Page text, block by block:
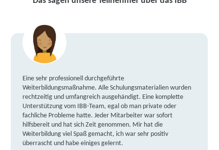
Eine sehr professionell durchgeführte
Weiterbildungsmaßnahme. Alle Schulungsmaterialien wurden
rechtzeitig und umfangreich ausgehändigt. Eine komplette
Unterstützung vom IBB-Team, egal ob man private oder
fachliche Probleme hatte. Jeder Mitarbeiter war sofort
hilfsbereit und hat sich Zeit genommen. Mir hat die
Weiterbildung viel Spaß gemacht, ich war sehr positiv
überrascht und habe einiges gelernt.